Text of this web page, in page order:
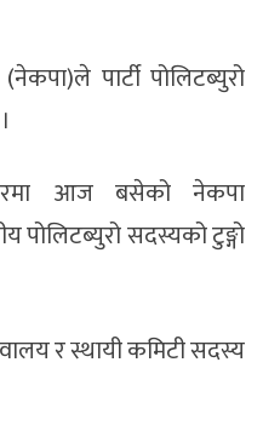
पार्टी पोलिटब्युरो
आज बसेको नेकपा
सदस्यको टुङ्गो
र स्थायी कमिटी सदस्य